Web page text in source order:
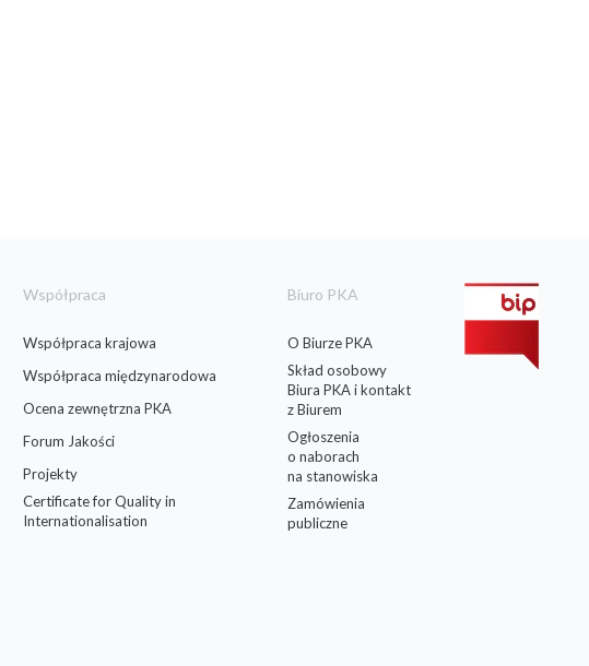
Współpraca
Współpraca krajowa
Współpraca międzynarodowa
Ocena zewnętrzna PKA
Forum Jakości
Projekty
Certificate for Quality in
Internationalisation
Biuro PKA
O Biurze PKA
Skład osobowy
Biura PKA i kontakt
z Biurem
Ogłoszenia
o naborach
na stanowiska
Zamówienia
publiczne